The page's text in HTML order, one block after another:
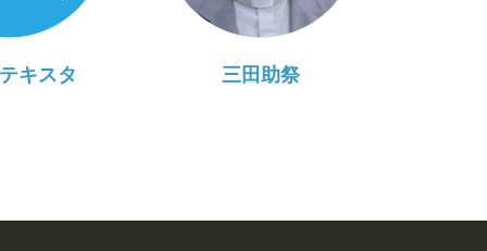
キスタ 三田助祭